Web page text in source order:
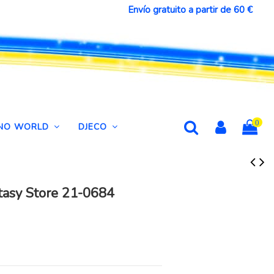
Envío gratuito a partir de 60 €
WORLD DJECO 0
Store 21-0684